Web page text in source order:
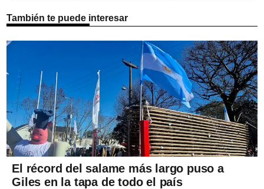
También te puede interesar
El récord del salame más largo puso a
Giles en la tapa de todo el país